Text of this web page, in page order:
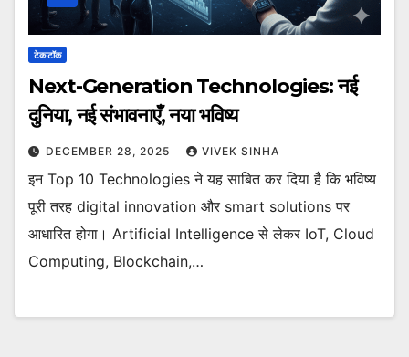
टेक टॉक
Next-Generation Technologies: नई
दुनिया, नई संभावनाएँ, नया भविष्य
DECEMBER 28, 2025 VIVEK SINHA
इन Top 10 Technologies ने यह साबित कर दिया है कि भविष्य
पूरी तरह digital innovation और smart solutions पर
आधारित होगा। Artificial Intelligence से लेकर IoT, Cloud
Computing, Blockchain,…